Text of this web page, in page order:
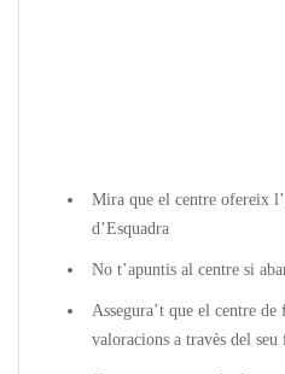
Mira que el centre ofereix
d’Esquadra
No t’apuntis al centre si
Assegura’t que el centre
valoracions a travès del